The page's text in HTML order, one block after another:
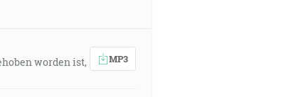
worden ist,
MP3